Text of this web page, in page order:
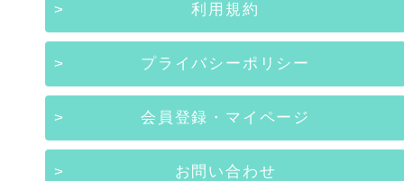
利用規約
プライバシーポリシー
会員登録・マイページ
お問い合わせ